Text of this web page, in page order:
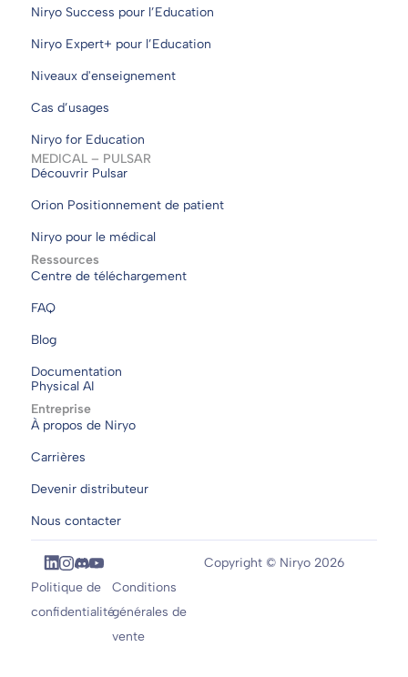
Niryo Success pour l’Education
Niryo Expert+ pour l’Education
Niveaux d'enseignement
Cas d’usages
Niryo for Education
MEDICAL – PULSAR
Découvrir Pulsar
Orion Positionnement de patient
Niryo pour le médical
Ressources
Centre de téléchargement
FAQ
Blog
Documentation
Physical AI
Entreprise
À propos de Niryo
Carrières
Devenir distributeur
Nous contacter
Politique de
confidentialité
Conditions
générales de
vente
Copyright © Niryo 2026